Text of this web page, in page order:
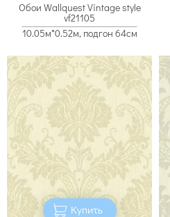
Обои Wallquest Vintage style
vf21105
10.05м*0.52м, подгон 64см
Купить